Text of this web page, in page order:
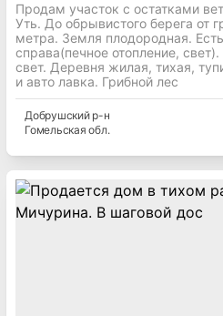
Продам участок с остатками
Уть. До обрывистого берега от
метра. Земля плодородная.
справа(печное отопление,
свет. Деревня жилая, тихая,
и авто лавка. Грибной лес
Добрушскийр-н
Гомельская обл.